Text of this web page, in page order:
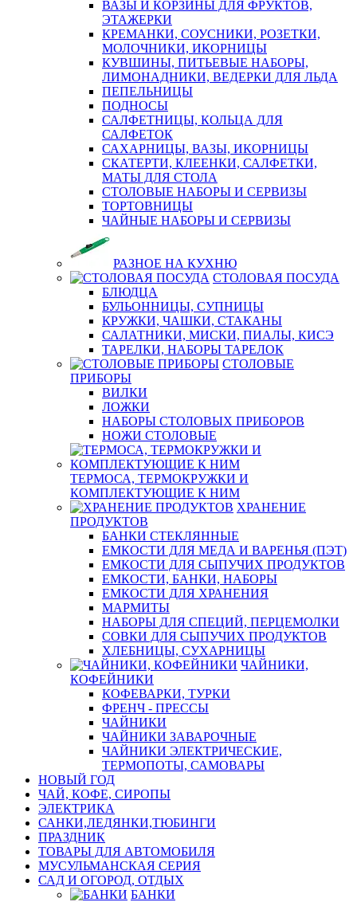
ВАЗЫ И КОРЗИНЫ ДЛЯ ФРУКТОВ,
ЭТАЖЕРКИ
КРЕМАНКИ, СОУСНИКИ, РОЗЕТКИ,
МОЛОЧНИКИ, ИКОРНИЦЫ
КУВШИНЫ, ПИТЬЕВЫЕ НАБОРЫ,
ЛИМОНАДНИКИ, ВЕДЕРКИ ДЛЯ ЛЬДА
ПЕПЕЛЬНИЦЫ
ПОДНОСЫ
САЛФЕТНИЦЫ, КОЛЬЦА ДЛЯ
САЛФЕТОК
САХАРНИЦЫ, ВАЗЫ, ИКОРНИЦЫ
СКАТЕРТИ, КЛЕЕНКИ, САЛФЕТКИ,
МАТЫ ДЛЯ СТОЛА
СТОЛОВЫЕ НАБОРЫ И СЕРВИЗЫ
ТОРТОВНИЦЫ
ЧАЙНЫЕ НАБОРЫ И СЕРВИЗЫ
РАЗНОЕ НА КУХНЮ
СТОЛОВАЯ ПОСУДА
БЛЮДЦА
БУЛЬОННИЦЫ, СУПНИЦЫ
КРУЖКИ, ЧАШКИ, СТАКАНЫ
САЛАТНИКИ, МИСКИ, ПИАЛЫ, КИСЭ
ТАРЕЛКИ, НАБОРЫ ТАРЕЛОК
СТОЛОВЫЕ
ПРИБОРЫ
ВИЛКИ
ЛОЖКИ
НАБОРЫ СТОЛОВЫХ ПРИБОРОВ
НОЖИ СТОЛОВЫЕ
ТЕРМОСА, ТЕРМОКРУЖКИ И
КОМПЛЕКТУЮЩИЕ К НИМ
ХРАНЕНИЕ
ПРОДУКТОВ
БАНКИ СТЕКЛЯННЫЕ
ЕМКОСТИ ДЛЯ МЕДА И ВАРЕНЬЯ (ПЭТ)
ЕМКОСТИ ДЛЯ СЫПУЧИХ ПРОДУКТОВ
ЕМКОСТИ, БАНКИ, НАБОРЫ
ЕМКОСТИ ДЛЯ ХРАНЕНИЯ
МАРМИТЫ
НАБОРЫ ДЛЯ СПЕЦИЙ, ПЕРЦЕМОЛКИ
СОВКИ ДЛЯ СЫПУЧИХ ПРОДУКТОВ
ХЛЕБНИЦЫ, СУХАРНИЦЫ
ЧАЙНИКИ,
КОФЕЙНИКИ
КОФЕВАРКИ, ТУРКИ
ФРЕНЧ - ПРЕССЫ
ЧАЙНИКИ
ЧАЙНИКИ ЗАВАРОЧНЫЕ
ЧАЙНИКИ ЭЛЕКТРИЧЕСКИЕ,
ТЕРМОПОТЫ, САМОВАРЫ
НОВЫЙ ГОД
ЧАЙ, КОФЕ, СИРОПЫ
ЭЛЕКТРИКА
САНКИ,ЛЕДЯНКИ,ТЮБИНГИ
ПРАЗДНИК
ТОВАРЫ ДЛЯ АВТОМОБИЛЯ
МУСУЛЬМАНСКАЯ СЕРИЯ
САД И ОГОРОД, ОТДЫХ
БАНКИ